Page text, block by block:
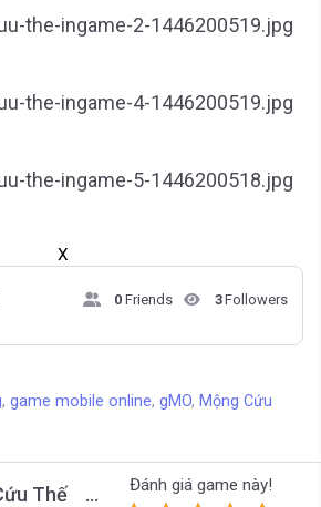
X
0 Friends 3Followers
, game mobile online, gMO, Mộng Cứu
Thế Đánh giá game này!